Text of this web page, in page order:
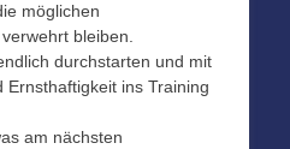
möglichen
bleiben.
durchstarten und mit
Ernsthaftigkeit ins Training
am nächsten